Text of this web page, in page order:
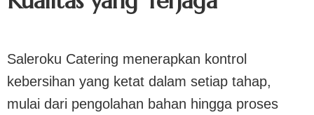
Saleroku Catering menerapkan kontrol
kebersihan yang ketat dalam setiap tahap,
mulai dari pengolahan bahan hingga proses